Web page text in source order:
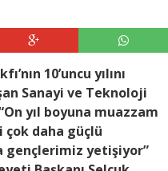
10’uncu yılını
Sanayi ve Teknoloji
yıl boyuna muazzam
çok daha güçlü
gençlerimiz yetişiyor”